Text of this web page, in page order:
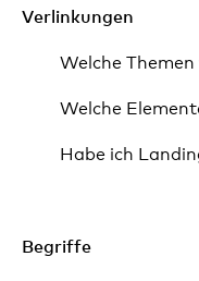
Verlinkungen
Welche
Welche
Habe ich
Begriffe